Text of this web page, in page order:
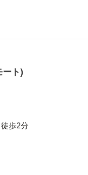
ート)
歩2分